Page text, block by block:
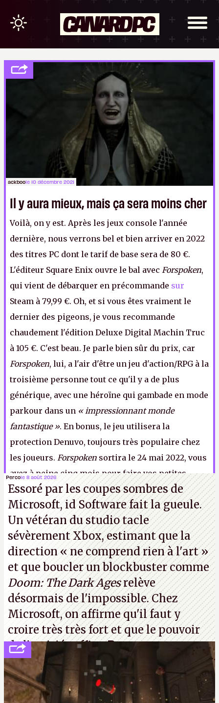
ackboole 10 décembre 2021
Il y aura mieux, mais ça sera moins cher
Voilà, on y est. Après les jeux console l'année
dernière, nous verrons bel et bien arriver en 2022
des titres PC dont le tarif de base sera de 80 €.
L'éditeur Square Enix ouvre le bal avec Forspoken,
qui vient de débarquer en précommande sur
Steam à 79,99 €. Oh, et si vous êtes vraiment le
dernier des pigeons, je vous recommande
chaudement l'édition Deluxe Digital Machin Truc
à 105 €. C'est beau. Je parle bien sûr du prix, car
Forspoken, lui, a l'air d'être un jeu d'action/RPGà la
troisième personnetout ce qu'il y a de plus
générique, avec une héroïne qui gambade en mode
parkour dans un « impressionnant monde
fantastique ». Enbonus, le jeu utilisera la
protection Denuvo, toujours très populaire chez
les joueurs. Forspoken sortira le 24 mai 2022, vous
avez à peine cinq mois pour faire vos petites
économies. A.
Percole 8 août 2026
Essoré par les coupes sombres de
Microsoft, id Software fait la gueule.
Un vétéran du studiotacle
sévèrement Xbox, estimant que la
direction« ne comprend rien à l'art »
et que boucler un blockbuster comme
Doom: The Dark Agesrelève
désormais de l'impossible. Chez
Microsoft, on affirme qu'il faut y
croire très très fort et que le pouvoir
de l'amitié suffira.P.